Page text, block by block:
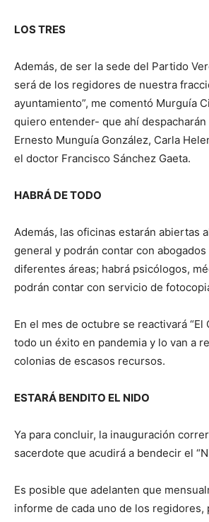
LOS TRES
Además, de ser la sede del Partido
será de los regidores de nuestra
ayuntamiento”, me comentó Murguía
quiero entender- que ahí
Ernesto Munguía González, Carla
el doctor Francisco Sánchez Gaeta.
HABRÁ DE TODO
Además, las oficinas estarán abiertas
general y podrán contar con
diferentes áreas; habrá psicólogos,
podrán contar con servicio de
En el mes de octubre se reactivará “El
todo un éxito en pandemia y lo van a
colonias de escasos recursos.
ESTARÁ BENDITO EL NIDO
Ya para concluir, la inauguración
sacerdote que acudirá a bendecir el
Es posible que adelanten que
informe de cada uno de los regidores,